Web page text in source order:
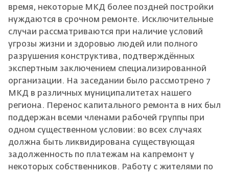
время, некоторые МКД более поздней постройки
нуждаются в срочном ремонте. Исключительные
случаи рассматриваются при наличие условий
угрозы жизни и здоровью людей или полного
разрушения конструктива, подтверждённых
экспертным заключением специализированной
организации. На заседании было рассмотрено 7
МКД в различных муниципалитетах нашего
региона. Перенос капитального ремонта в них был
поддержан всеми членами рабочей группы при
одном существенном условии: во всех случаях
должна быть ликвидирована существующая
задолженность по платежам на капремонт у
некоторых собственников. Работу с жителями по